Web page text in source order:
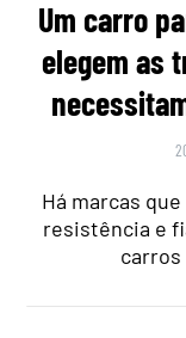
Um carro
elegem as
Há marcas
resistência e
carros